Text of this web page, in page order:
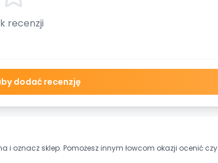
recenzji
dodać recenzję
i oznacz sklep. Pomożesz innym łowcom okazji ocenić czy